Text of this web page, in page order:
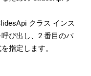
クラス インス
び出し、2 番目のパ
指定します。